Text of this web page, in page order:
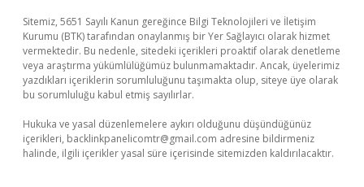
Sitemiz, 5651 Sayılı Kanun gereğince Bilgi Teknolojileri ve İletişim
Kurumu (BTK) tarafından onaylanmış bir Yer Sağlayıcı olarak hizmet
vermektedir. Bu nedenle, sitedeki içerikleri proaktif olarak denetleme
veya araştırma yükümlülüğümüz bulunmamaktadır. Ancak, üyelerimiz
yazdıkları içeriklerin sorumluluğunu taşımakta olup, siteye üye olarak
bu sorumluluğu kabul etmiş sayılırlar.
Hukuka ve yasal düzenlemelere aykırı olduğunu düşündüğünüz
içerikleri, backlinkpanelicomtr@gmail.com adresine bildirmeniz
halinde, ilgili içerikler yasal süre içerisinde sitemizden kaldırılacaktır.